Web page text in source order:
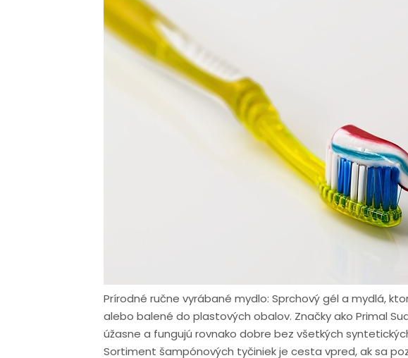
Prírodné ručne vyrábané mydlo: Sprchový gél a mydlá,
alebo balené do plastových obalov. Značky ako Primal
úžasne a fungujú rovnako dobre bez všetkých
Sortiment šampónových tyčiniek je cesta vpred, ak sa